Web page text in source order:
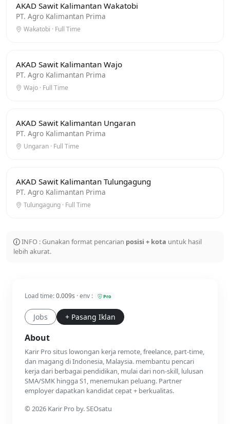
AKAD Sawit Kalimantan Wakatobi
PT. Agro Kalimantan Prima
Wakatobi · Full Time
AKAD Sawit Kalimantan Wajo
PT. Agro Kalimantan Prima
Wajo · Full Time
AKAD Sawit Kalimantan Ungaran
PT. Agro Kalimantan Prima
Ungaran · Full Time
AKAD Sawit Kalimantan Tulungagung
PT. Agro Kalimantan Prima
Tulungagung · Full Time
INFO : Gunakan format pencarian posisi + kota untuk hasil
lebih akurat.
Load time:0.009s · env : Pro
Jobs + Pasang Iklan
About
Karir Pro situs lowongan kerja remote, freelance, part-time,
dan magang di Indonesia, Malaysia. membantu pencari
kerja dari berbagai pendidikan, mulai dari non-skill, lulusan
SMA/SMK hingga S1, menemukan peluang. Partner
employer dapatkan kandidat cepat + berkualitas.
© 2026 Karir Pro by. SEOsatu